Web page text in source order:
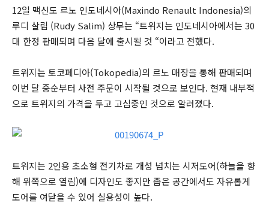
12일 맥신도 르노 인도네시아(Maxindo Renault Indonesia)의
루디 살림 (Rudy Salim) 상무는 “트위지는 인도네시아에서는 30
대 한정 판매되며 다음 달에 출시될 것 “이라고 전했다.
트위지는 토코페디아(Tokopedia)의 르노 매장을 통해 판매되며
이번 달 중순부터 사전 주문이 시작될 것으로 보인다. 현재 내부적
으로 트위지의 가격을 두고 고심중인 것으로 알려졌다.
트위지는 2인용 초소형 전기차로 개성 넘치는 시저도어(하늘을 향
해 위쪽으로 열림)에 디자인도 좋지만 좁은 공간에서도 자유롭게
도어를 여닫을 수 있어 실용성이 높다.